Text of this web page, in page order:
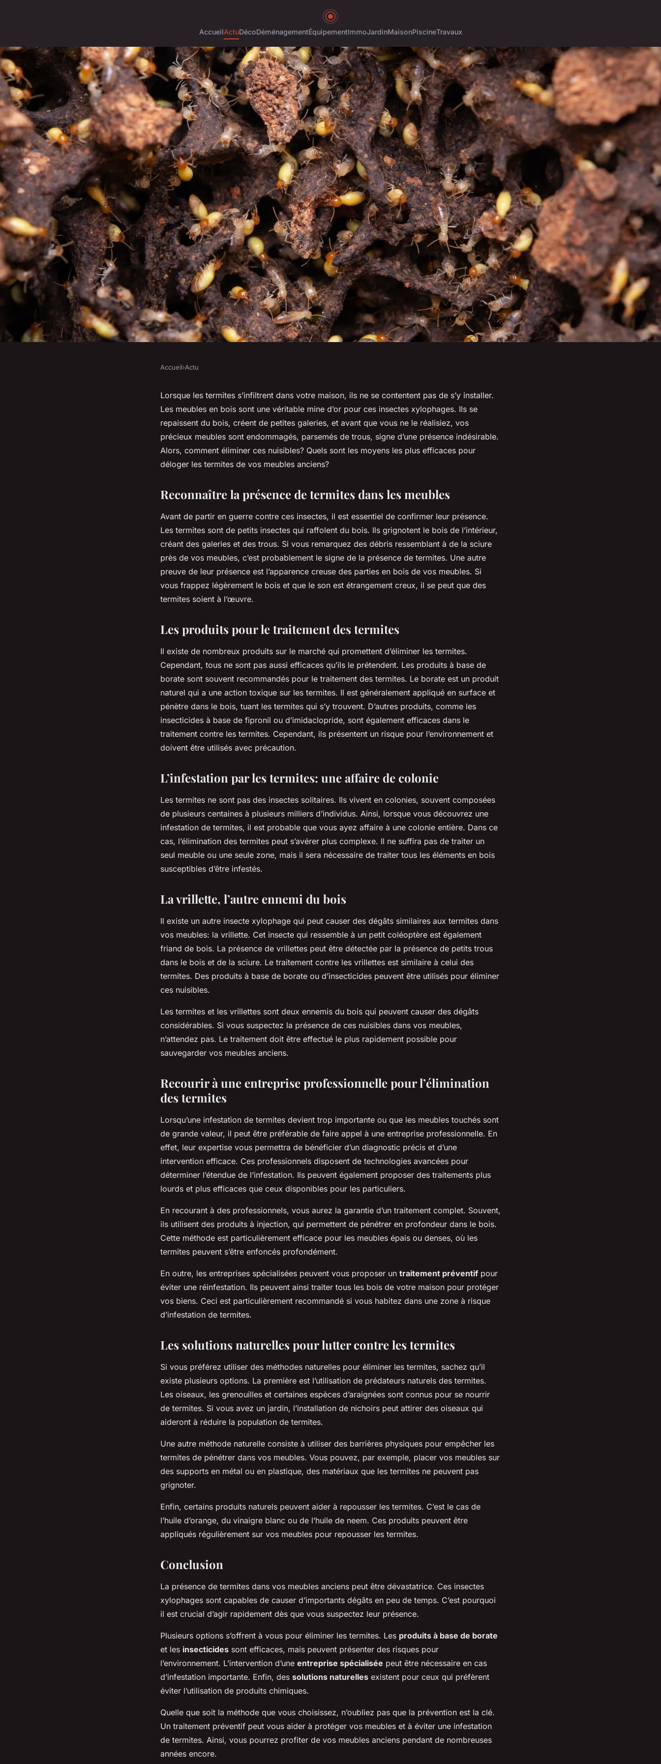
AccueilActuDécoDéménagementÉquipementImmoJardinMaisonPiscineTravaux
Quel est le moyen le plus efficace pour
éliminer les termites dans des
meubles anciens?
Accueil›Actu
Lorsque les termites s’infiltrent dans votre maison, ils ne se contentent pas de s’y installer.
Les meubles en bois sont une véritable mine d’or pour ces insectes xylophages. Ils se
repaissent du bois, créent de petites galeries, et avant que vous ne le réalisiez, vos
précieux meubles sont endommagés, parsemés de trous, signe d’une présence indésirable.
Alors, comment éliminer ces nuisibles? Quels sont les moyens les plus efficaces pour
déloger les termites de vos meubles anciens?
Reconnaître la présence de termites dans les meubles
Avant de partir en guerre contre ces insectes, il est essentiel de confirmer leur présence.
Les termites sont de petits insectes qui raffolent du bois. Ils grignotent le bois de l’intérieur,
créant des galeries et des trous. Si vous remarquez des débris ressemblant à de la sciure
près de vos meubles, c’est probablement le signe de la présence de termites. Une autre
preuve de leur présence est l’apparence creuse des parties en bois de vos meubles. Si
vous frappez légèrement le bois et que le son est étrangement creux, il se peut que des
termites soient à l’œuvre.
Les produits pour le traitement des termites
Il existe de nombreux produits sur le marché qui promettent d’éliminer les termites.
Cependant, tous ne sont pas aussi efficaces qu’ils le prétendent. Les produits à base de
borate sont souvent recommandés pour le traitement des termites. Le borate est un produit
naturel qui a une action toxique sur les termites. Il est généralement appliqué en surface et
pénètre dans le bois, tuant les termites qui s’y trouvent. D’autres produits, comme les
insecticides à base de fipronil ou d’imidaclopride, sont également efficaces dans le
traitement contre les termites. Cependant, ils présentent un risque pour l’environnement et
doivent être utilisés avec précaution.
L’infestation par les termites: une affaire de colonie
Les termites ne sont pas des insectes solitaires. Ils vivent en colonies, souvent composées
de plusieurs centaines à plusieurs milliers d’individus. Ainsi, lorsque vous découvrez une
infestation de termites, il est probable que vous ayez affaire à une colonie entière. Dans ce
cas, l’élimination des termites peut s’avérer plus complexe. Il ne suffira pas de traiter un
seul meuble ou une seule zone, mais il sera nécessaire de traiter tous les éléments en bois
susceptibles d’être infestés.
La vrillette, l’autre ennemi du bois
Il existe un autre insecte xylophage qui peut causer des dégâts similaires aux termites dans
vos meubles: la vrillette. Cet insecte qui ressemble à un petit coléoptère est également
friand de bois. La présence de vrillettes peut être détectée par la présence de petits trous
dans le bois et de la sciure. Le traitement contre les vrillettes est similaire à celui des
termites. Des produits à base de borate ou d’insecticides peuvent être utilisés pour éliminer
ces nuisibles.
Les termites et les vrillettes sont deux ennemis du bois qui peuvent causer des dégâts
considérables. Si vous suspectez la présence de ces nuisibles dans vos meubles,
n’attendez pas. Le traitement doit être effectué le plus rapidement possible pour
sauvegarder vos meubles anciens.
Recourir à une entreprise professionnelle pour l’élimination
des termites
Lorsqu’une infestation de termites devient trop importante ou que les meubles touchés sont
de grande valeur, il peut être préférable de faire appel à une entreprise professionnelle. En
effet, leur expertise vous permettra de bénéficier d’un diagnostic précis et d’une
intervention efficace. Ces professionnels disposent de technologies avancées pour
déterminer l’étendue de l’infestation. Ils peuvent également proposer des traitements plus
lourds et plus efficaces que ceux disponibles pour les particuliers.
En recourant à des professionnels, vous aurez la garantie d’un traitement complet. Souvent,
ils utilisent des produits à injection, qui permettent de pénétrer en profondeur dans le bois.
Cette méthode est particulièrement efficace pour les meubles épais ou denses, où les
termites peuvent s’être enfoncés profondément.
En outre, les entreprises spécialisées peuvent vous proposer un traitement préventif pour
éviter une réinfestation. Ils peuvent ainsi traiter tous les bois de votre maison pour protéger
vos biens. Ceci est particulièrement recommandé si vous habitez dans une zone à risque
d’infestation de termites.
Les solutions naturelles pour lutter contre les termites
Si vous préférez utiliser des méthodes naturelles pour éliminer les termites, sachez qu’il
existe plusieurs options. La première est l’utilisation de prédateurs naturels des termites.
Les oiseaux, les grenouilles et certaines espèces d’araignées sont connus pour se nourrir
de termites. Si vous avez un jardin, l’installation de nichoirs peut attirer des oiseaux qui
aideront à réduire la population de termites.
Une autre méthode naturelle consiste à utiliser des barrières physiques pour empêcher les
termites de pénétrer dans vos meubles. Vous pouvez, par exemple, placer vos meubles sur
des supports en métal ou en plastique, des matériaux que les termites ne peuvent pas
grignoter.
Enfin, certains produits naturels peuvent aider à repousser les termites. C’est le cas de
l’huile d’orange, du vinaigre blanc ou de l’huile de neem. Ces produits peuvent être
appliqués régulièrement sur vos meubles pour repousser les termites.
Conclusion
La présence de termites dans vos meubles anciens peut être dévastatrice. Ces insectes
xylophages sont capables de causer d’importants dégâts en peu de temps. C’est pourquoi
il est crucial d’agir rapidement dès que vous suspectez leur présence.
Plusieurs options s’offrent à vous pour éliminer les termites. Les produits à base de borate
et les insecticides sont efficaces, mais peuvent présenter des risques pour
l’environnement. L’intervention d’une entreprise spécialisée peut être nécessaire en cas
d’infestation importante. Enfin, des solutions naturelles existent pour ceux qui préfèrent
éviter l’utilisation de produits chimiques.
Quelle que soit la méthode que vous choisissez, n’oubliez pas que la prévention est la clé.
Un traitement préventif peut vous aider à protéger vos meubles et à éviter une infestation
de termites. Ainsi, vous pourrez profiter de vos meubles anciens pendant de nombreuses
années encore.